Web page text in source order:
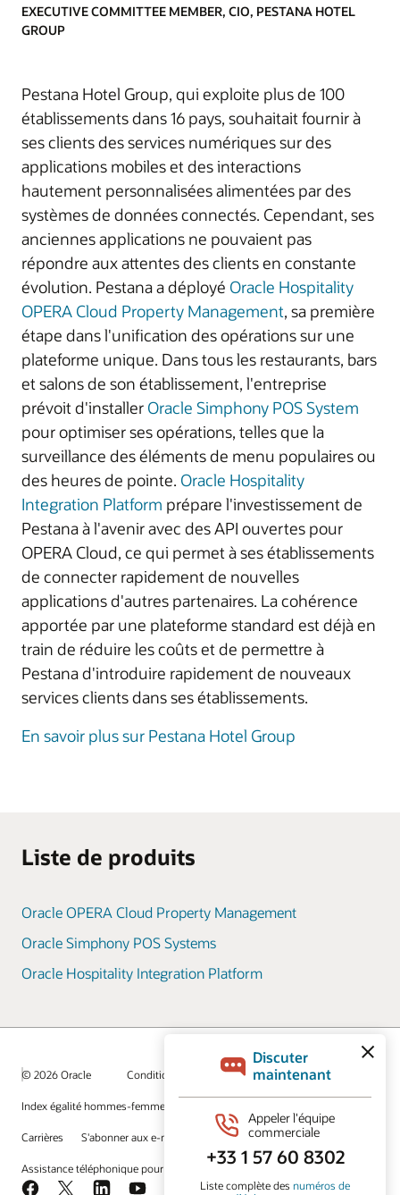
EXECUTIVE COMMITTEE MEMBER, CIO, PESTANA HOTEL
GROUP
Pestana Hotel Group, qui exploite plus de 100
établissements dans 16 pays, souhaitait fournir à
ses clients des services numériques sur des
applications mobiles et des interactions
hautement personnalisées alimentées par des
systèmes de données connectés. Cependant, ses
anciennes applications ne pouvaient pas
répondre aux attentes des clients en constante
évolution. Pestana a déployé Oracle Hospitality
OPERA Cloud Property Management, sa première
étape dans l'unification des opérations sur une
plateforme unique. Dans tous les restaurants, bars
et salons de son établissement, l'entreprise
prévoit d'installer Oracle Simphony POS System
pour optimiser ses opérations, telles que la
surveillance des éléments de menu populaires ou
des heures de pointe. Oracle Hospitality
Integration Platform prépare l'investissement de
Pestana à l'avenir avec des API ouvertes pour
OPERA Cloud, ce qui permet à ses établissements
de connecter rapidement de nouvelles
applications d'autres partenaires. La cohérence
apportée par une plateforme standard est déjà en
train de réduire les coûts et de permettre à
Pestana d'introduire rapidement de nouveaux
services clients dans ses établissements.
En savoir plus sur Pestana Hotel Group
Liste de produits
Oracle OPERA Cloud Property Management
Oracle Simphony POS Systems
Oracle Hospitality Integration Platform
© 2026 Oracle Conditions d'utilisation et confidentialité
Index égalité hommes-femmes
Carrières S'abonner aux e-mails
Assistance téléphonique pour le respect de l'intégrité Nous contacter
Facebook
X LinkedInYouTube